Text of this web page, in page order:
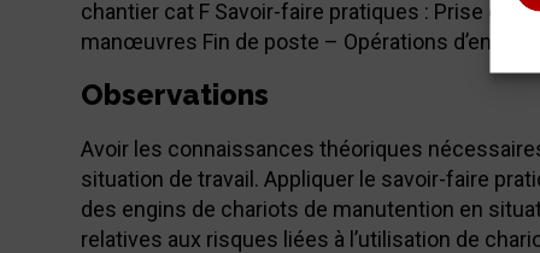
chantier cat F Savoir-faire pratiques : Prise de
manœuvres Fin de poste – Opérations
Observations
Avoir les connaissances théoriques
situation de travail. Appliquer le savoir-faire
des engins de chariots de manutention en
relatives aux risques liées à l’utilisation de